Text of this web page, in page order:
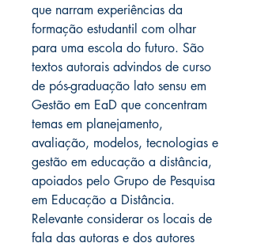
que narram experiências da
formação estudantil com olhar
para uma escola do futuro. São
textos autorais advindos de curso
de pós-graduação lato sensu em
Gestão em EaD que concentram
temas em planejamento,
avaliação, modelos, tecnologias e
gestão em educação a distância,
apoiados pelo Grupo de Pesquisa
em Educação a Distância.
Relevante considerar os locais de
fala das autoras e dos autores